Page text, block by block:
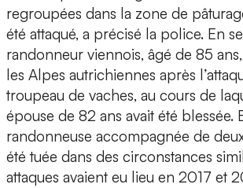
regroupées dans la zone de
été attaqué, a précisé la police. En
randonneur viennois, âgé de 85
les Alpes autrichiennes après
troupeau de vaches, au cours de
épouse de 82 ans avait été blessée.
randonneuse accompagnée de
été tuée dans des circonstances
attaques avaient eu lieu en 2017 et